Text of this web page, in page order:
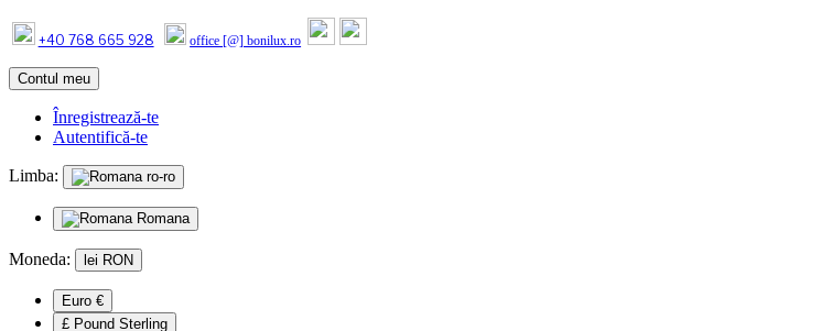
+40 768 665 928 office [@] bonilux.ro
Contul meu
Înregistrează-te
Autentifică-te
Limba: ro-ro
Romana
Moneda: lei RON
Euro €
£ Pound Sterling